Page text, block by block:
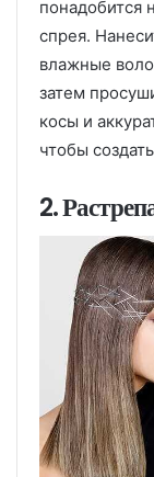
понадобится
спрея.
влажные
затем
косы и
чтобы
2.